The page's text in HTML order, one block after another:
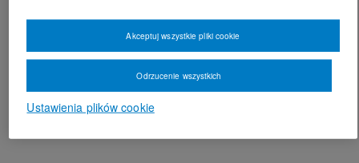
Ustawienia plików cookie
Odrzucenie wszystkich
Akceptuj wszystkie pliki cookie